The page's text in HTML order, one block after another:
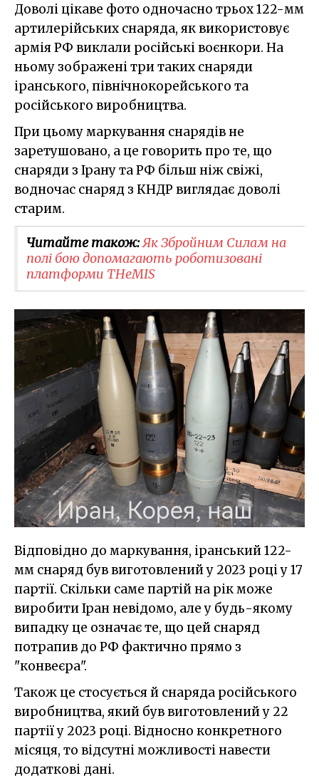
Доволі цікаве фото одночасно трьох 122-мм
артилерійських снаряда, як використовує
армія РФ виклали російські воєнкори. На
ньому зображені три таких снаряди
іранського, північнокорейського та
російського виробництва.
При цьому маркування снарядів не
заретушовано, а це говорить про те, що
снаряди з Ірану та РФ більш ніж свіжі,
водночас снаряд з КНДР виглядає доволі
старим.
Читайте також:Як Збройним Силам на
полі бою допомагають роботизовані
платформи THeMIS
Відповідно до маркування, іранський 122-
мм снаряд був виготовлений у 2023 році у 17
партії. Скільки саме партій на рік може
виробити Іран невідомо, але у будь-якому
випадку це означає те, що цей снаряд
потрапив до РФ фактично прямо з
"конвеєра".
Також це стосується й снаряда російського
виробництва, який був виготовлений у 22
партії у 2023 році. Відносно конкретного
місяця, то відсутні можливості навести
додаткові дані.